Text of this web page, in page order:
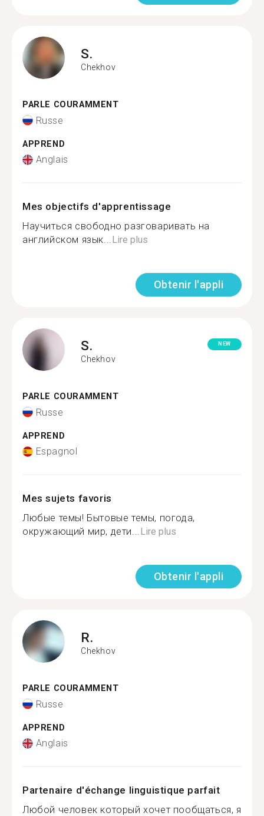
S.
Chekhov
PARLE COURAMMENT
Russe
APPREND
Anglais
Mes objectifs d'apprentissage
Научиться свободно разговаривать на
английском язык...Lire plus
Obtenir l'appli
S.
Chekhov
NEW
PARLE COURAMMENT
Russe
APPREND
Espagnol
Mes sujets favoris
Любые темы! Бытовые темы, погода,
окружающий мир, дети...Lire plus
Obtenir l'appli
R.
Chekhov
PARLE COURAMMENT
Russe
APPREND
Anglais
Partenaire d'échange linguistique parfait
Любой человек который хочет пообщаться, я